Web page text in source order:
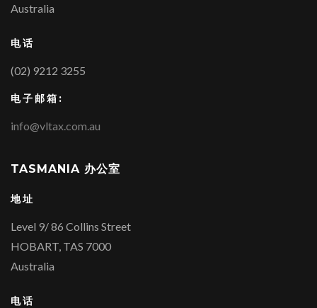
Australia
电话
(02) 9212 3255
电子邮箱:
info@vltax.com.au
TASMANIA 办公室
地址
Level 9/ 86 Collins Street
HOBART, TAS 7000
Australia
电话